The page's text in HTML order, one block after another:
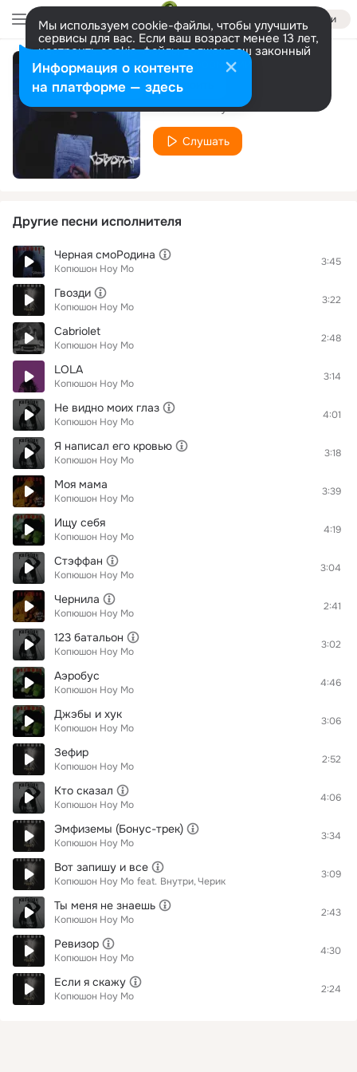
Войти
Мы используем cookie-файлы, чтобы улучшить
сервисы для вас. Если ваш возраст менее 13 лет,
настроить cookie-файлы должен ваш законный
представитель. Больше информации
Разрешить все Настроить
Знаешь
Копюшон Ноу Мо
Слушать
Другие песни исполнителя
Черная смоРодина
Копюшон Ноу Мо
3:45
Гвозди
Копюшон Ноу Мо
3:22
Cabriolet
Копюшон Ноу Мо
2:48
LOLA
Копюшон Ноу Мо
3:14
Не видно моих глаз
Копюшон Ноу Мо
4:01
Я написал его кровью
Копюшон Ноу Мо
3:18
Моя мама
Копюшон Ноу Мо
3:39
Ищу себя
Копюшон Ноу Мо
4:19
Стэффан
Копюшон Ноу Мо
3:04
Чернила
Копюшон Ноу Мо
2:41
123 батальон
Копюшон Ноу Мо
3:02
Аэробус
Копюшон Ноу Мо
4:46
Джэбы и хук
Копюшон Ноу Мо
3:06
Зефир
Копюшон Ноу Мо
2:52
Кто сказал
Копюшон Ноу Мо
4:06
Эмфиземы (Бонус-трек)
Копюшон Ноу Мо
3:34
Вот запишу и все
Копюшон Ноу Мо feat. Внутри Черик
3:09
Ты меня не знаешь
Копюшон Ноу Мо
2:43
Ревизор
Копюшон Ноу Мо
4:30
Если я скажу
Копюшон Ноу Мо
2:24
Информация о контенте
на платформе — здесь